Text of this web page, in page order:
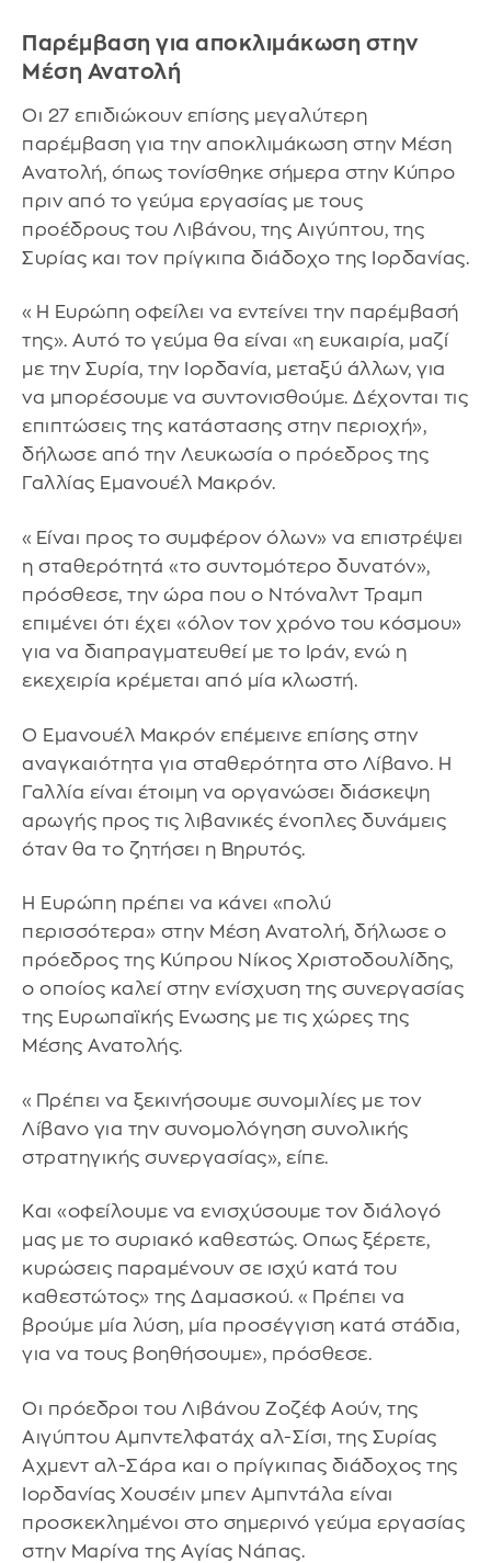
Παρέμβαση για αποκλιμάκωση στην
Μέση Ανατολή
Οι 27 επιδιώκουν επίσης μεγαλύτερη
παρέμβαση για την αποκλιμάκωση στην Μέση
Ανατολή, όπως τονίσθηκε σήμερα στην Κύπρο
πριν από το γεύμα εργασίας με τους
προέδρους του Λιβάνου, της Αιγύπτου, της
Συρίας και τον πρίγκιπα διάδοχο της Ιορδανίας.
«Η Ευρώπη οφείλει να εντείνει την παρέμβασή
της». Αυτό το γεύμα θα είναι «η ευκαιρία, μαζί
με την Συρία, την Ιορδανία, μεταξύ άλλων, για
να μπορέσουμε να συντονισθούμε. Δέχονται τις
επιπτώσεις της κατάστασης στην περιοχή»,
δήλωσε από την Λευκωσία ο πρόεδρος της
Γαλλίας Εμανουέλ Μακρόν.
«Είναι προς το συμφέρον όλων» να επιστρέψει
η σταθερότητά «το συντομότερο δυνατόν»,
πρόσθεσε, την ώρα που ο Ντόναλντ Τραμπ
επιμένει ότι έχει «όλον τον χρόνο του κόσμου»
για να διαπραγματευθεί με το Ιράν, ενώ η
εκεχειρία κρέμεται από μία κλωστή.
Ο Εμανουέλ Μακρόν επέμεινε επίσης στην
αναγκαιότητα για σταθερότητα στο Λίβανο. Η
Γαλλία είναι έτοιμη να οργανώσει διάσκεψη
αρωγής προς τις λιβανικές ένοπλες δυνάμεις
όταν θα το ζητήσει η Βηρυτός.
Η Ευρώπη πρέπει να κάνει «πολύ
περισσότερα» στην Μέση Ανατολή, δήλωσε ο
πρόεδρος της Κύπρου Νίκος Χριστοδουλίδης,
ο οποίος καλεί στην ενίσχυση της συνεργασίας
της Ευρωπαϊκής Ενωσης με τις χώρες της
Μέσης Ανατολής.
«Πρέπει να ξεκινήσουμε συνομιλίες με τον
Λίβανο για την συνομολόγηση συνολικής
στρατηγικής συνεργασίας», είπε.
Και «οφείλουμε να ενισχύσουμε τον διάλογό
μας με το συριακό καθεστώς. Οπως ξέρετε,
κυρώσεις παραμένουν σε ισχύ κατά του
καθεστώτος» της Δαμασκού. «Πρέπει να
βρούμε μία λύση, μία προσέγγιση κατά στάδια,
για να τους βοηθήσουμε», πρόσθεσε.
Οι πρόεδροι του Λιβάνου Ζοζέφ Αούν, της
Αιγύπτου Αμπντελφατάχ αλ-Σίσι, της Συρίας
Αχμεντ αλ-Σάρα και ο πρίγκιπας διάδοχος της
Ιορδανίας Χουσέιν μπεν Αμπντάλα είναι
προσκεκλημένοι στο σημερινό γεύμα εργασίας
στην Μαρίνα της Αγίας Νάπας.